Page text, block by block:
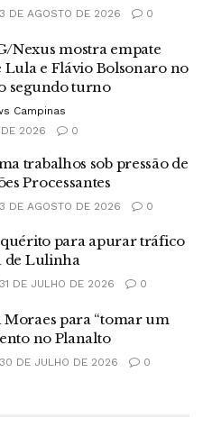
DE AGOSTO DE 2026 0
Nexus mostra empate
e Flávio Bolsonaro no
segundo turno
Campinas
2026
0
trabalhos sob pressão de
Processantes
DE AGOSTO DE 2026 0
para apurar tráfico
de Lulinha
DE JULHO DE 2026 0
para “tomar um
no Planalto
DE JULHO DE 2026 0